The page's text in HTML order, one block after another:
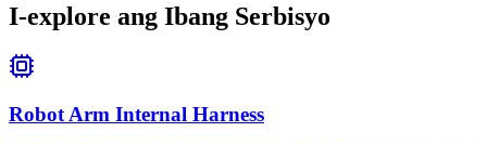
I-explore ang Ibang Serbisyo
Robot Arm Internal Harness